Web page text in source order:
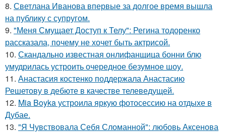
8. Светлана Иванова впервые за долгое время вышла
на публику с супругом.
9. "Меня Смущает Доступ к Телу": Регина тодоренко
рассказала, почему не хочет быть актрисой.
10. Скандально известная онлифанщица бонни блю
умудрилась устроить очередное безумное шоу.
11. Анастасия костенко поддержала Анастасию
Решетову в дебюте в качестве телеведущей.
12. Mia Boyka устроила яркую фотосессию на отдыхе в
Дубае.
13. "Я Чувствовала Себя Сломанной": любовь Аксенова